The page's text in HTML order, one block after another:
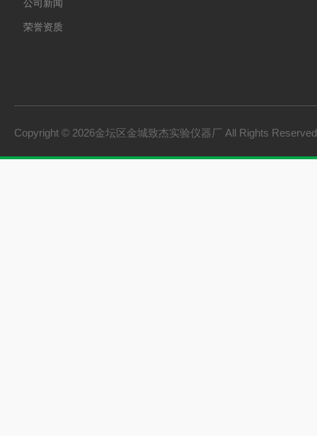
公司新闻
荣誉资质
Copyright © 2026金坛区金城致杰实验仪器厂 All Rights